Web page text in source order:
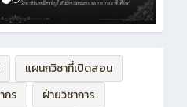
แผนกวิชาที่เปิดสอน